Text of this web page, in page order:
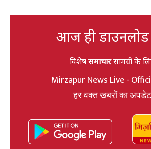
आज ही
विशेषसमाचारसामग्री के
Mirzapur News Live -
हर वक्त खबरों का अपडेट